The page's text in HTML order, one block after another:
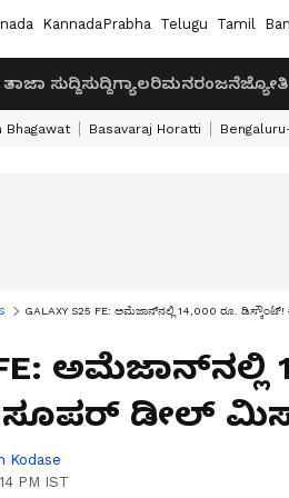
KannadaPrabha Telugu Tamil
ತಾಜಾ ಸುದ್ದಿಸುದ್ದಿಗ್ಯಾಲರಿಮನರಂಜನೆ
Bhagawat Basavaraj Horatti
GALAXY S25 FE: ಅಮೆಜಾನ್‌ನಲ್ಲಿ 14,000 ರೂ.
FE: ಅಮೆಜಾನ್‌ನಲ್ಲಿ
ಡೀಲ್
Kodase
PM IST